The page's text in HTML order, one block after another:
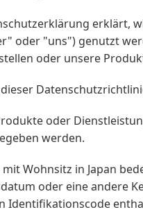
erklärt,
oder "uns") genutzt
oder unsere
oder
werden.
mit Wohnsitz in Japan
oder eine andere
Identifikationscode